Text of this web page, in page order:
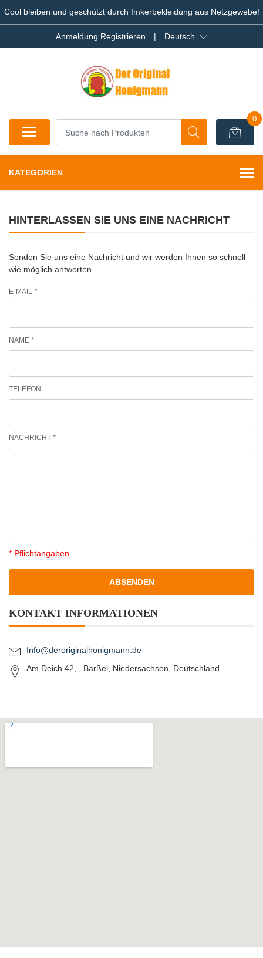
Cool bleiben und geschützt durch Imkerbekleidung aus Netzgewebe!
Anmeldung Registrieren | Deutsch
0
KATEGORIEN
HINTERLASSEN SIE UNS EINE NACHRICHT
Senden Sie uns eine Nachricht und wir werden Ihnen so schnell
wie möglich antworten.
E-MAIL *
NAME *
TELEFON
NACHRICHT *
* Pflichtangaben
KONTAKT INFORMATIONEN
Info@deroriginalhonigmann.de
Am Deich 42, , Barßel, Niedersachsen, Deutschland